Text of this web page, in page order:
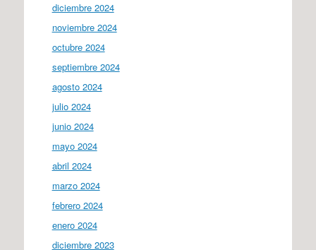
diciembre 2024
noviembre 2024
octubre 2024
septiembre 2024
agosto 2024
julio 2024
junio 2024
mayo 2024
abril 2024
marzo 2024
febrero 2024
enero 2024
diciembre 2023